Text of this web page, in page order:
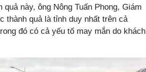
này, ông Nông Tuấn Phong, Giám
thành quả là tỉnh duy nhất trên cả
đó có cả yếu tố may mắn do khách